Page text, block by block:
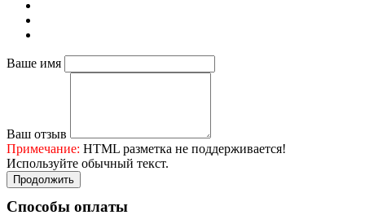
Ваше имя
Ваш отзыв
Примечание: HTML разметка не поддерживается!
Используйте обычный текст.
Продолжить
Способы оплаты